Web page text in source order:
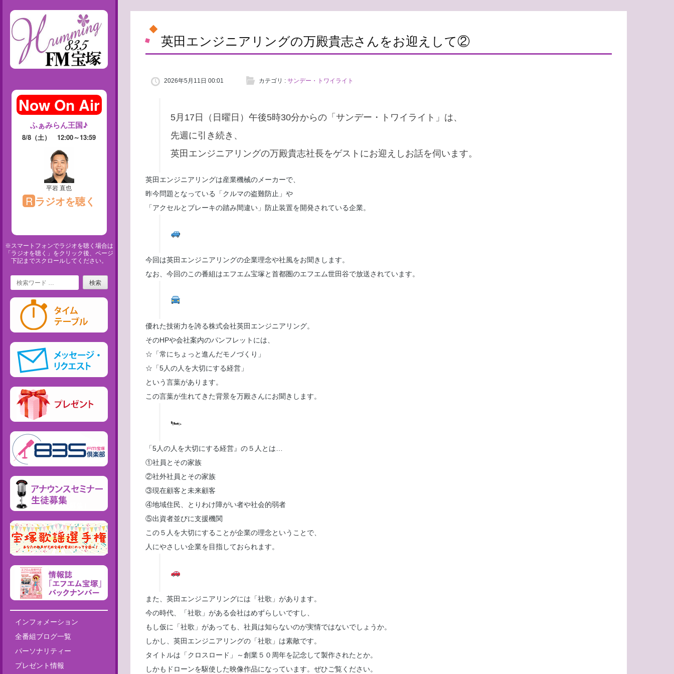
※スマートフォンでラジオを聴く場合は
「ラジオを聴く」をクリック後、ページ
下記までスクロールしてください。
Search
インフォメーション
全番組ブログ一覧
パーソナリティー
プレゼント情報
英田エンジニアリングの万殿貴志さんをお迎えして②
2026年5月11日 00:01 カテゴリ : サンデー・トワイライト
5月17日（日曜日）午後5時30分からの「サンデー・トワイライト」は、
先週に引き続き、
英田エンジニアリングの万殿貴志社長をゲストにお迎えしお話を伺います。
英田エンジニアリングは産業機械のメーカーで、
昨今問題となっている「クルマの盗難防止」や
「アクセルとブレーキの踏み間違い」防止装置を開発されている企業。
今回は英田エンジニアリングの企業理念や社風をお聞きします。
なお、今回のこの番組はエフエム宝塚と首都圏のエフエム世田谷で放送されています。
優れた技術力を誇る株式会社英田エンジニアリング。
そのHPや会社案内のパンフレットには、
☆「常にちょっと進んだモノづくり」
☆「5人の人を大切にする経営」
という言葉があります。
この言葉が生れてきた背景を万殿さんにお聞きします。
🏎
「5人の人を大切にする経営』の５人とは…
①社員とその家族
②社外社員とその家族
③現在顧客と未来顧客
④地域住民、とりわけ障がい者や社会的弱者
⑤出資者並びに支援機関
この５人を大切にすることが企業の理念ということで、
人にやさしい企業を目指しておられます。
また、英田エンジニアリングには「社歌」があります。
今の時代、「社歌」がある会社はめずらしいですし、
もし仮に「社歌」があっても、社員は知らないのが実情ではないでしょうか。
しかし、英田エンジニアリングの「社歌」は素敵です。
タイトルは「クロスロード」～創業５０周年を記念して製作されたとか。
しかもドローンを駆使した映像作品になっています。ぜひご覧ください。